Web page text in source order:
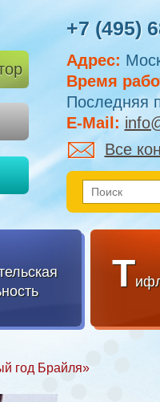
+7 (495)
Адрес:
Время
Последняя
E-Mail:
Все
Т
год Брайля»